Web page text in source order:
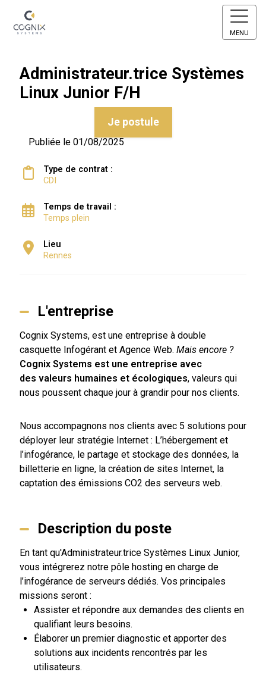
MENU
Administrateur.trice Systèmes
Linux Junior F/H
Je postule
Publiée le 01/08/2025
Type de contrat :
CDI
Temps de travail :
Temps plein
Lieu
Rennes
L'entreprise
Cognix Systems, est une entreprise à double
casquette Infogérant et Agence Web. Mais encore ?
Cognix Systems est une entreprise avec
des valeurs humaines et écologiques, valeurs qui
nous poussent chaque jour à grandir pour nos clients.
Nous accompagnons nos clients avec 5 solutions pour
déployer leur stratégie Internet : L’hébergement et
l’infogérance, le partage et stockage des données, la
billetterie en ligne, la création de sites Internet, la
captation des émissions CO2 des serveurs web.
Description du poste
En tant qu'Administrateur.trice Systèmes Linux Junior,
vous intégrerez notre pôle hosting en charge de
l’infogérance de serveurs dédiés. Vos principales
missions seront :
Assister et répondre aux demandes des clients en
qualifiant leurs besoins.
Élaborer un premier diagnostic et apporter des
solutions aux incidents rencontrés par les
utilisateurs.